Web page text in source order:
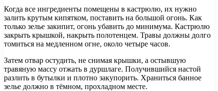
Когда все ингредиенты помещены в кастрюлю, их нужно
залить крутым кипятком, поставить на большой огонь. Как
только зелье закипит, огонь убавить до минимума. Кастрюлю
закрыть крышкой, накрыть полотенцем. Травы должны долго
томиться на медленном огне, около четыре часов.
Затем отвар остудить, не снимая крышки, а остывшую
травяную массу отжать в дуршлаге. Получившийся настой
разлить в бутылки и плотно закупорить. Храниться банное
зелье должно в тёмном, прохладном месте.